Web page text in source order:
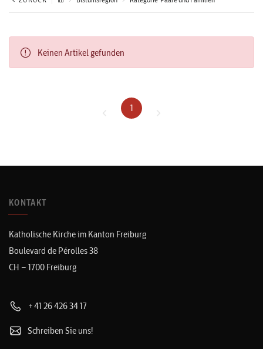
Keinen Artikel gefunden
1
KONTAKT
Katholische Kirche im Kanton Freiburg
Boulevard de Pérolles 38
CH – 1700 Freiburg
+41 26 426 34 17
Schreiben Sie uns!